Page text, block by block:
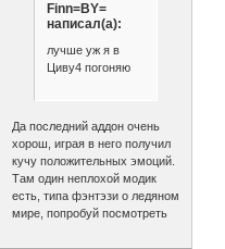
Finn=BY=
написал(а):
лучше уж я в
Циву4 погоняю
Да последний аддон очень
хорош, играя в него получил
кучу положительных эмоций.
Там один неплохой модик
есть, типа фэнтэзи о ледяном
мире, попробуй посмотреть